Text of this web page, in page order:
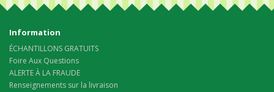
Information
ÉCHANTILLONS GRATUITS
Foire Aux Questions
ALERTE À LA FRAUDE
Renseignements sur la livraison